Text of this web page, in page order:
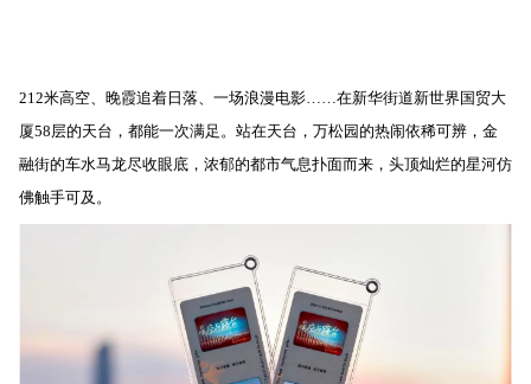
212米高空、晚霞追着日落、一场浪漫电影……在新华街道新世界国贸大
厦58层的天台，都能一次满足。站在天台，万松园的热闹依稀可辨，金
融街的车水马龙尽收眼底，浓郁的都市气息扑面而来，头顶灿烂的星河仿
佛触手可及。